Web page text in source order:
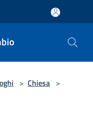
> Chiesa >